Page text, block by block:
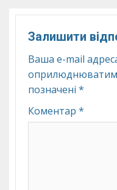
Залишити
Ваша e-mail
позначені *
Коментар *